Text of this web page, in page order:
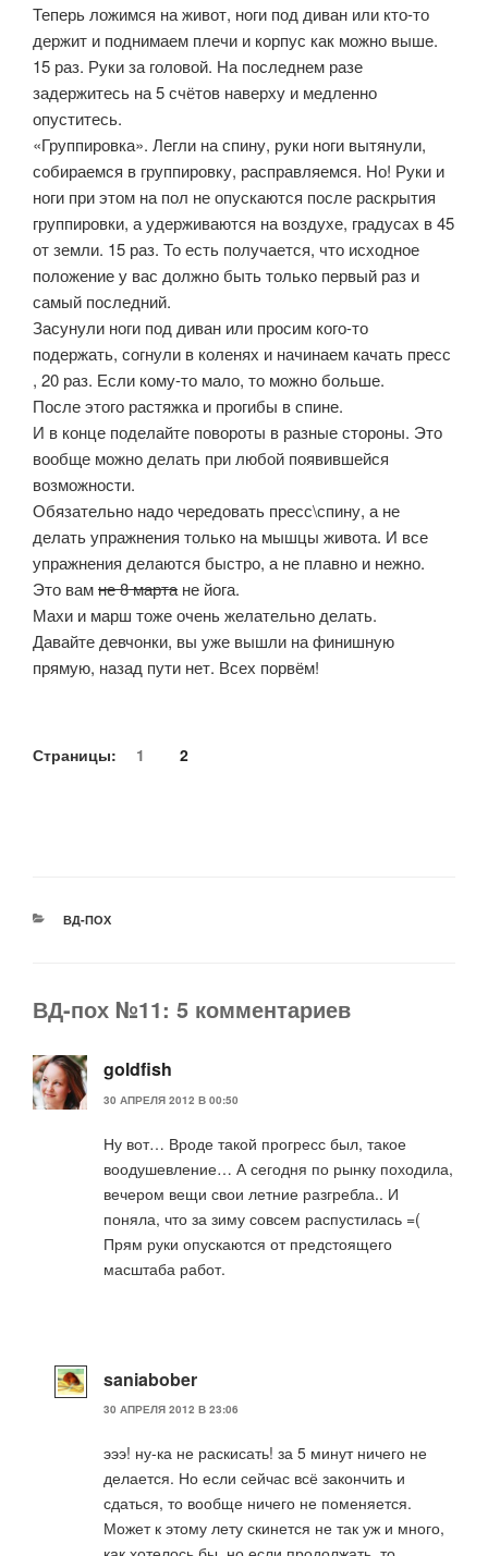
Теперь ложимся на живот, ноги под диван или кто-то
держит и поднимаем плечи и корпус как можно выше.
15 раз. Руки за головой. На последнем разе
задержитесь на 5 счётов наверху и медленно
опуститесь.
«Группировка». Легли на спину, руки ноги вытянули,
собираемся в группировку, расправляемся. Но! Руки и
ноги при этом на пол не опускаются после раскрытия
группировки, а удерживаются на воздухе, градусах в 45
от земли. 15 раз. То есть получается, что исходное
положение у вас должно быть только первый раз и
самый последний.
Засунули ноги под диван или просим кого-то
подержать, согнули в коленях и начинаем качать пресс
, 20 раз. Если кому-то мало, то можно больше.
После этого растяжка и прогибы в спине.
И в конце поделайте повороты в разные стороны. Это
вообще можно делать при любой появившейся
возможности.
Обязательно надо чередовать пресс\спину, а не
делать упражнения только на мышцы живота. И все
упражнения делаются быстро, а не плавно и нежно.
Это вамне 8 марта не йога.
Махи и марш тоже очень желательно делать.
Давайте девчонки, вы уже вышли на финишную
прямую, назад пути нет. Всех порвём!
Страницы: 1 2
РУБРИКИ
ВД-ПОХ
ВД-пох №11: 5 комментариев
goldfish
30 АПРЕЛЯ 2012 В 00:50
Ну вот… Вроде такой прогресс был, такое
воодушевление… А сегодня по рынку походила,
вечером вещи свои летние разгребла.. И
поняла, что за зиму совсем распустилась =(
Прям руки опускаются от предстоящего
масштаба работ.
saniabober
30 АПРЕЛЯ 2012 В 23:06
эээ! ну-ка не раскисать! за 5 минут ничего не
делается. Но если сейчас всё закончить и
сдаться, то вообще ничего не поменяется.
Может к этому лету скинется не так уж и много,